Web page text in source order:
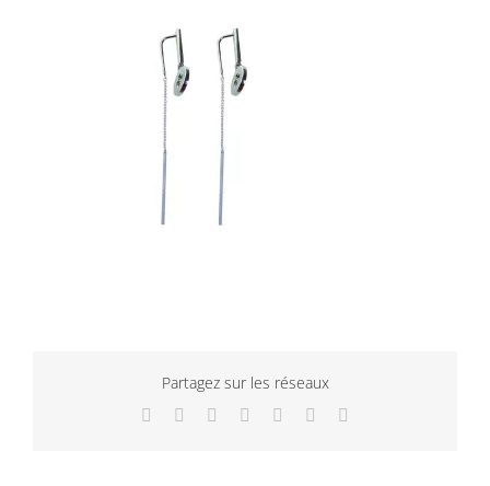
Partagez sur les réseaux
Facebook
TwitterLinkedInWhatsApp
TumblrPinterest